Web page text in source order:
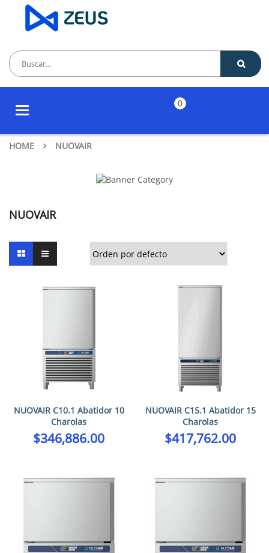
Toggle
0
HOME NUOVAIR
NUOVAIR
NUOVAIR C10.1 Abatidor 10
Charolas
$346,886.00
NUOVAIR C15.1 Abatidor 15
Charolas
$417,762.00